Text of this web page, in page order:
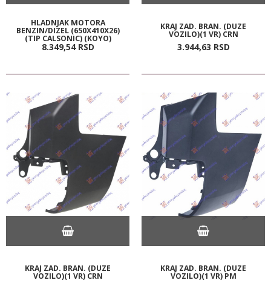
HLADNJAK MOTORA
BENZIN/DIZEL (650X410X26)
(TIP CALSONIC) (KOYO)
8.349,54 RSD
KRAJ ZAD. BRAN. (DUZE
VOZILO)(1 VR) CRN
3.944,63 RSD
KRAJ ZAD. BRAN. (DUZE
VOZILO)(1 VR) CRN
KRAJ ZAD. BRAN. (DUZE
VOZILO)(1 VR) PM